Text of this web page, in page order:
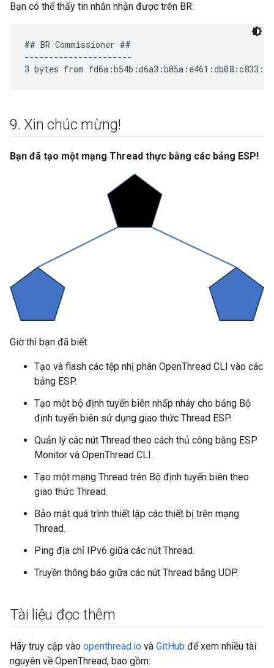
Bạn có thể thấy tin nhắn nhận được trên BR:
## BR Commissioner ##
----------------------
9. Xin chúc mừng!
Bạn đã tạo một mạng Thread thực bằng các bảng ESP!
Giờ thì bạn đã biết:
Tạo và flash các tệp nhị phân OpenThread CLI vào các
bảng ESP.
Tạo một bộ định tuyến biên nhấp nháy cho bảng Bộ
định tuyến biên sử dụng giao thức Thread ESP.
Quản lý các nút Thread theo cách thủ công bằng ESP
Monitor và OpenThread CLI.
Tạo một mạng Thread trên Bộ định tuyến biên theo
giao thức Thread.
Bảo mật quá trình thiết lập các thiết bị trên mạng
Thread.
Ping địa chỉ IPv6 giữa các nút Thread.
Truyền thông báo giữa các nút Thread bằng UDP.
Tài liệu đọc thêm
Hãy truy cập vào openthread.io và GitHub để xem nhiều tài
nguyên về OpenThread, bao gồm: